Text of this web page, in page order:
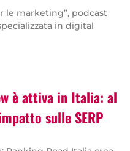
le marketing”, podcast
in digital
è attiva in Italia: al
sulle SERP